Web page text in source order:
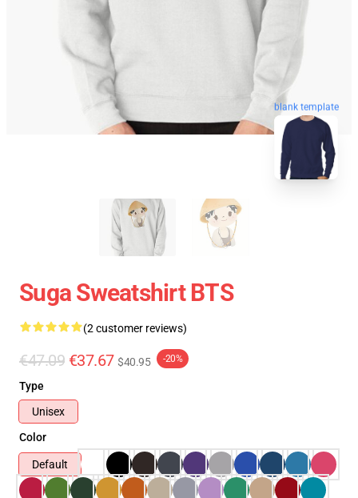
blank template
Suga Sweatshirt BTS
(2 customer reviews)
€47.09 €37.67 $40.95 -20%
Type
Unisex
Color
Default